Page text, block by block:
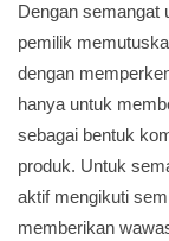
Dengan semangat
pemilik
dengan
hanya untuk
sebagai bentuk
produk. Untuk
aktif mengikuti
memberikan